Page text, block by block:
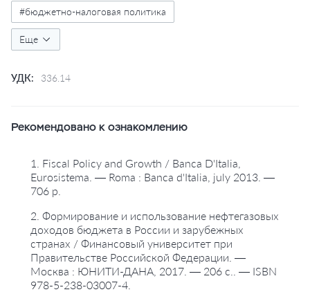
#бюджетно-налоговая политика
#государственные расходы
Еще
УДК: 336.14
Рекомендовано к ознакомлению
1. Fiscal Policy and Growth / Banca D'Italia,
Eurosistema. — Roma : Banca d'Italia, july 2013. —
706 p.
2. Формирование и использование нефтегазовых
доходов бюджета в России и зарубежных
странах / Финансовый университет при
Правительстве Российской Федерации. —
Москва : ЮНИТИ-ДАНА, 2017. — 206 с.. — ISBN
978-5-238-03007-4.